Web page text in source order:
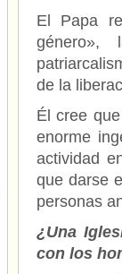
El Papa
género»,
de la
Él cree
enorme
actividad
que darse
personas
¿Una
con los